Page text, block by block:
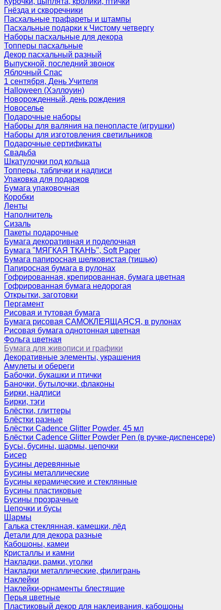
Гнёзда и скворечники
Пасхальные трафареты и штампы
Пасхальные подарки к Чистому четвергу
Наборы пасхальные для декора
Топперы пасхальные
Декор пасхальный разный
Выпускной, последний звонок
Яблочный Спас
1 сентября, День Учителя
Halloween (Хэллоуин)
Новорожденный, день рождения
Новоселье
Подарочные наборы
Наборы для валяния на пенопласте (игрушки)
Наборы для изготовления светильников
Подарочные сертификаты
Свадьба
Шкатулочки под кольца
Топперы, таблички и надписи
Упаковка для подарков
Бумага упаковочная
Коробки
Ленты
Наполнитель
Сизаль
Пакеты подарочные
Бумага декоративная и поделочная
Бумага "МЯГКАЯ ТКАНЬ", Soft Paper
Бумага папиросная шелковистая (тишью)
Папиросная бумага в рулонах
Гофрированная, крепированная, бумага цветная
Гофрированная бумага недорогая
Открытки, заготовки
Пергамент
Рисовая и тутовая бумага
Бумага рисовая САМОКЛЕЯЩАЯСЯ, в рулонах
Рисовая бумага однотонная цветная
Фольга цветная
Бумага для живописи и графики
Декоративные элементы, украшения
Амулеты и обереги
Бабочки, букашки и птички
Баночки, бутылочки, флаконы
Бирки, надписи
Бирки, тэги
Блёстки, глиттеры
Блёстки разные
Блёстки Cadence Glitter Powder, 45 мл
Блёстки Cadence Glitter Powder Pen (в ручке-диспенсере)
Бусы, бусины, шармы, цепочки
Бисер
Бусины деревянные
Бусины металлические
Бусины керамические и стеклянные
Бусины пластиковые
Бусины прозрачные
Цепочки и бусы
Шармы
Галька стеклянная, камешки, лёд
Детали для декора разные
Кабошоны, камеи
Кристаллы и камни
Накладки, рамки, уголки
Накладки металлические, филигрань
Наклейки
Наклейки-орнаменты блестящие
Перья цветные
Пластиковый декор для наклеивания, кабошоны